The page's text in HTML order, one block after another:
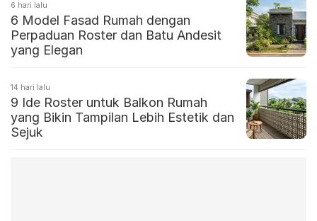
6 hari lalu
6 Model Fasad Rumah dengan
Perpaduan Roster dan Batu Andesit
yang Elegan
14 hari lalu
9 Ide Roster untuk Balkon Rumah
yang Bikin Tampilan Lebih Estetik dan
Sejuk